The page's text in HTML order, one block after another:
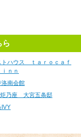
ら
トハウス ｔａｒｏｃａｆ
ｎｎ
洛南会館
乃座 大宮五条邸
IVY